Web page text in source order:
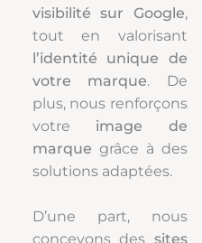
visibilité sur Google,
tout en valorisant
l’identité unique de
votre marque. De
plus, nous renforçons
votre image de
marque grâce à des
solutions adaptées.
D’une part, nous
concevons des sites